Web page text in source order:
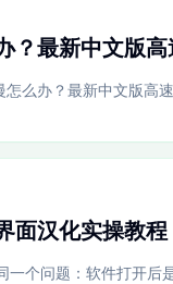
？最新中文版高
么办？最新中文版高
汉化实操教程
一个问题：软件打开后